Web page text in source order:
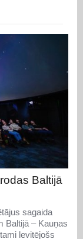
Baltijā
sagaida
Baltijā – Kauņas
levitējošs